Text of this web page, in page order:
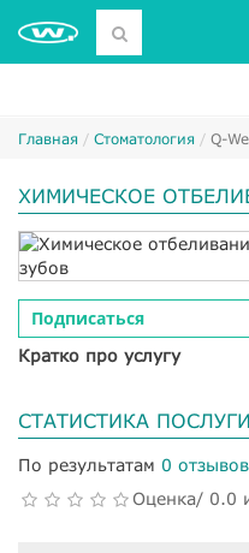
Главная Стоматология Q-
ХИМИЧЕСКОЕ
Подписаться
Кратко про услугу
СТАТИСТИКА ПОСЛУГИ
По результатам 0 отзывов
Оценка/ 0.0